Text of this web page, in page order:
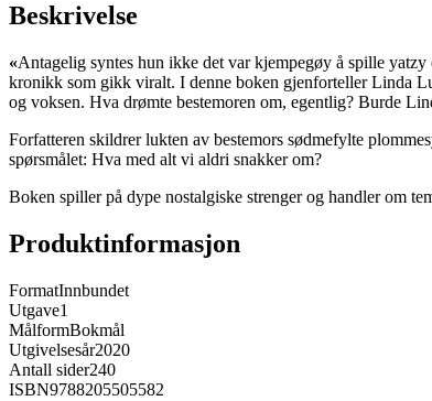
Beskrivelse
«Antagelig syntes hun ikke det var kjempegøy å spille
kronikk som gikk viralt. I denne boken gjenforteller Linda
og voksen. Hva drømte bestemoren om, egentlig? Burde
Forfatteren skildrer lukten av bestemors sødmefylte
spørsmålet: Hva med alt vi aldri snakker om?
Boken spiller på dype nostalgiske strenger og handler om
Produktinformasjon
FormatInnbundet
Utgave1
MålformBokmål
Utgivelsesår2020
Antall sider240
ISBN9788205505582